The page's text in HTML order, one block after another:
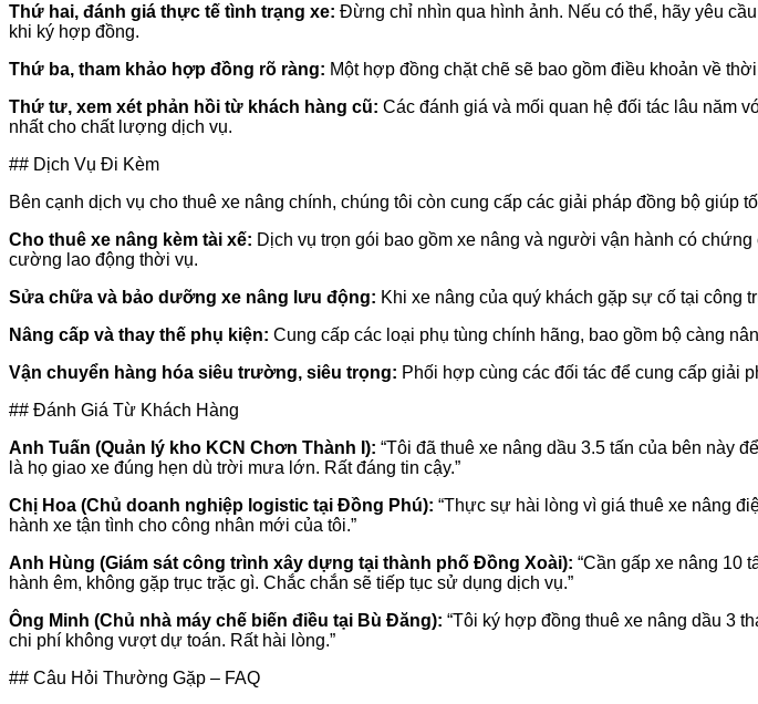
Thứ hai, đánh giá thực tế tình trạng xe: Đừng chỉ nhìn qua hình ảnh. Nếu có thể, hãy yêu
khi ký hợp đồng.
Thứ ba, tham khảo hợp đồng rõ ràng: Một hợp đồng chặt chẽ sẽ bao gồm điều khoản về
Thứ tư, xem xét phản hồi từ khách hàng cũ: Các đánh giá và mối quan hệ đối tác lâu năm
nhất cho chất lượng dịch vụ.
## Dịch Vụ Đi Kèm
Bên cạnh dịch vụ cho thuê xe nâng chính, chúng tôi còn cung cấp các giải pháp đồng bộ
Cho thuê xe nâng kèm tài xế: Dịch vụ trọn gói bao gồm xe nâng và người vận hành có
cường lao động thời vụ.
Sửa chữa và bảo dưỡng xe nâng lưu động: Khi xe nâng của quý khách gặp sự cố tại công
Nâng cấp và thay thế phụ kiện: Cung cấp các loại phụ tùng chính hãng, bao gồm bộ càng
Vận chuyển hàng hóa siêu trường, siêu trọng: Phối hợp cùng các đối tác để cung cấp giải
## Đánh Giá Từ Khách Hàng
Anh Tuấn (Quản lý kho KCN Chơn Thành I): “Tôi đã thuê xe nâng dầu 3.5 tấn của bên này
là họ giao xe đúng hẹn dù trời mưa lớn. Rất đáng tin cậy.”
Chị Hoa (Chủ doanh nghiệp logistic tại Đồng Phú): “Thực sự hài lòng vì giá thuê xe nâng
hành xe tận tình cho công nhân mới của tôi.”
Anh Hùng (Giám sát công trình xây dựng tại thành phố Đồng Xoài): “Cần gấp xe nâng 10
hành êm, không gặp trục trặc gì. Chắc chắn sẽ tiếp tục sử dụng dịch vụ.”
Ông Minh (Chủ nhà máy chế biến điều tại Bù Đăng): “Tôi ký hợp đồng thuê xe nâng dầu 3
chi phí không vượt dự toán. Rất hài lòng.”
## Câu Hỏi Thường Gặp – FAQ